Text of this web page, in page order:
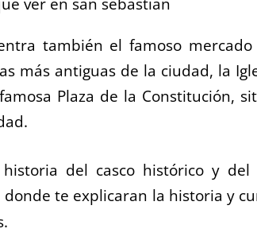
también el famoso
más antiguas de la ciudad, la
Plaza de la Constitución,
del casco histórico y
donde te explicaran la historia y